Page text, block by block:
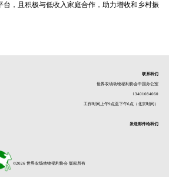
台，且积极与低收入家庭合作，助力增收和乡村振
联系我们
世界农场动物福利协会中国办公室
13401084060
工作时间上午9点至下午6点（北京时间）
发送邮件给我们
©2026 世界农场动物福利协会 版权所有